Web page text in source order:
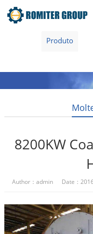
Produto
8200KW
Author：admin Date：